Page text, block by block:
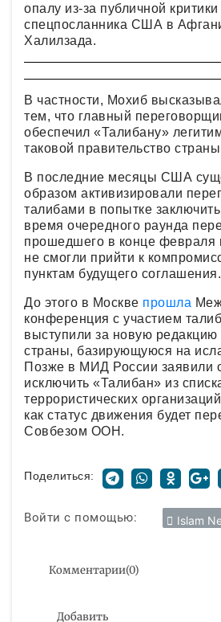
опалу из-за публичной
спецпосланника США в
Халилзада.
В частности, Мохиб
тем, что главный
обеспечил «Талибану»
таковой правительство
В последние месяцы США
образом активизировали
талибами в попытке
время очередного раунда
прошедшего в конце февраля
не смогли прийти к
пунктам будущего соглашения.
До этого в Москве прошла
конференция с участием
выступили за новую редакцию
страны, базирующуюся на
Позже в МИД России заявили
исключить «Талибан» из
террористических
как статус движения будет
Совбезом ООН.
Поделиться:
Войти с помощью: Islam
Комментарии(0)
Добавить